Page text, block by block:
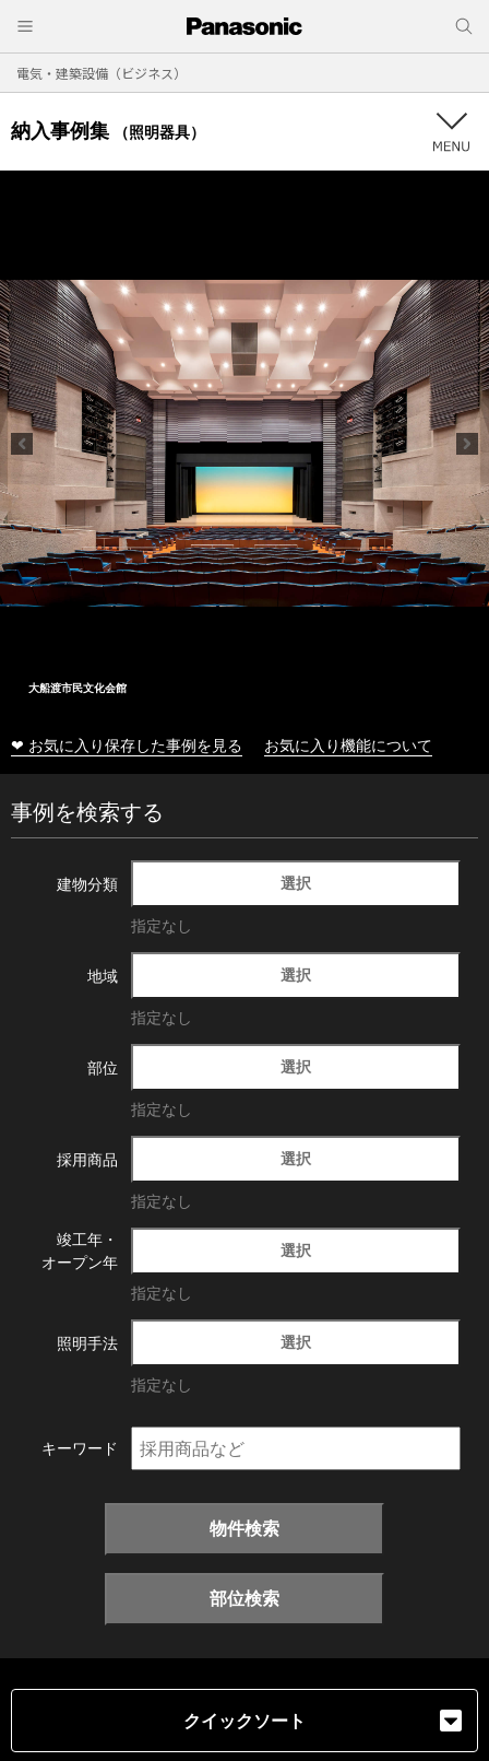
電気・建築設備（ビジネス）
納入事例集 （照明器具）
大船渡市民文化会館
❤ お気に入り保存した事例を見る お気に入り機能について
事例を検索する
建物分類 選択
指定なし
地域 選択
指定なし
部位 選択
指定なし
採用商品 選択
指定なし
竣工年・
オープン年
選択
指定なし
照明手法 選択
指定なし
キーワード
物件検索
部位検索
クイックソート